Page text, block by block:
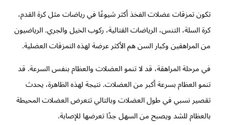
تكون تمزقات عضلات الفخذ أكثر شيوعًا في رياضات مثل كرة القدم،
كرة السلة، التنس، الرياضات القتالية، ركوب الخيل والجري. الرياضيون
من المراهقين وكبار السن هم الأكثر عرضة لهذه التمزقات العضلية.
في مرحلة المراهقة، قد لا تنمو العضلات والعظام بنفس السرعة. قد
تنمو العظام بسرعة أكبر من العضلات. نتيجة لهذه الظاهرة، يحدث
تقصير نسبي في طول العضلات وبالتالي تتعرض العضلات المحيطة
بالعظام للشد ويصبح من السهل جدًا تعرضها للإصابة.